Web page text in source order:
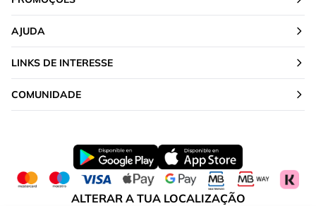
AJUDA
LINKS DE INTERESSE
COMUNIDADE
ALTERAR A TUA LOCALIZAÇÃO